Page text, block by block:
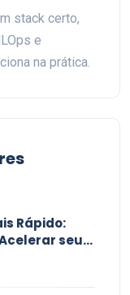
stack certo,
e
na prática.
Rápido:
seu